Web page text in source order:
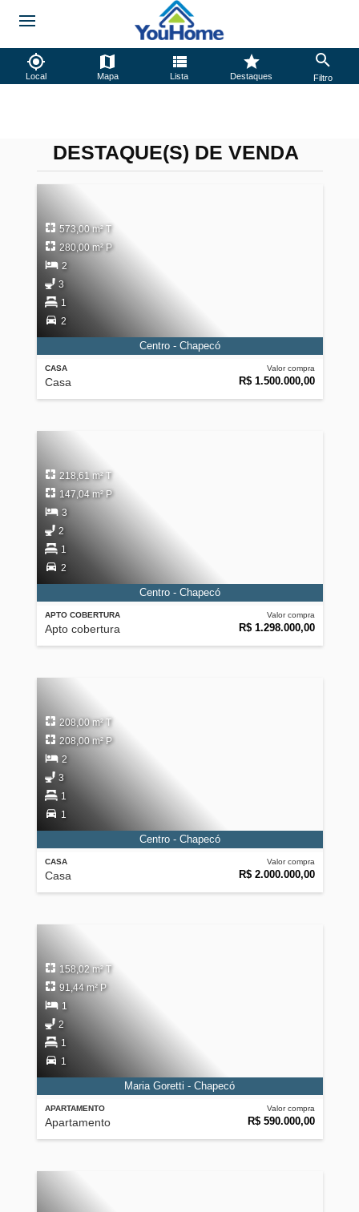
Local Mapa Lista Destaques Filtro
DESTAQUE(S) DE VENDA
CASA
Casa
Valor compra
R$ 1.500.000,00
573,00 m² T
280,00 m² P
2
3
1
2
Centro - Chapecó
APTO COBERTURA
Apto cobertura
Valor compra
R$ 1.298.000,00
218,61 m² T
147,04 m² P
3
2
1
2
Centro - Chapecó
CASA
Casa
Valor compra
R$ 2.000.000,00
208,00 m² T
208,00 m² P
2
3
1
1
Centro - Chapecó
APARTAMENTO
Apartamento
Valor compra
R$ 590.000,00
158,02 m² T
91,44 m² P
1
2
1
1
Maria Goretti - Chapecó